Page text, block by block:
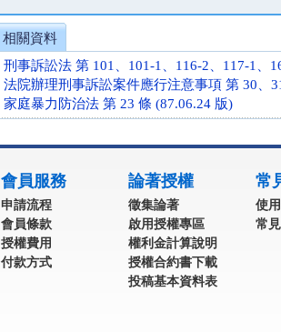
相關資料
刑事訴訟法 第 101、101-1、116-2、117-1、
法院辦理刑事訴訟案件應行注意事項 第 30、
家庭暴力防治法 第 23 條 (87.06.24 版)
會員服務
申請流程
會員條款
授權費用
付款方式
論著授權
徵集論著
啟用授權專區
權利金計算說明
授權合約書下載
投稿基本資料表
常
使
常